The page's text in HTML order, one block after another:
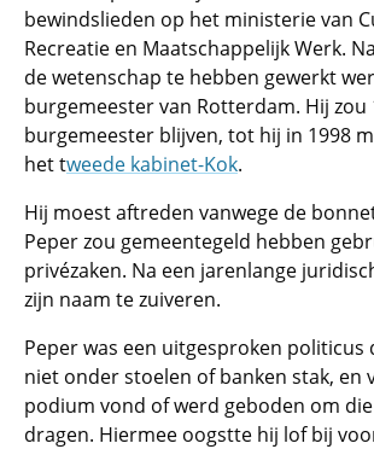
bewindslieden op het ministerie van
Recreatie en Maatschappelijk Werk.
de wetenschap te hebben gewerkt
burgemeester van Rotterdam. Hij zou
burgemeester blijven, tot hij in 1998
het tweede kabinet-Kok.
Hij moest aftreden vanwege de
Peper zou gemeentegeld hebben
privézaken. Na een jarenlange
zijn naam te zuiveren.
Peper was een uitgesproken politicus
niet onder stoelen of banken stak, en
podium vond of werd geboden om
dragen. Hiermee oogstte hij lof bij